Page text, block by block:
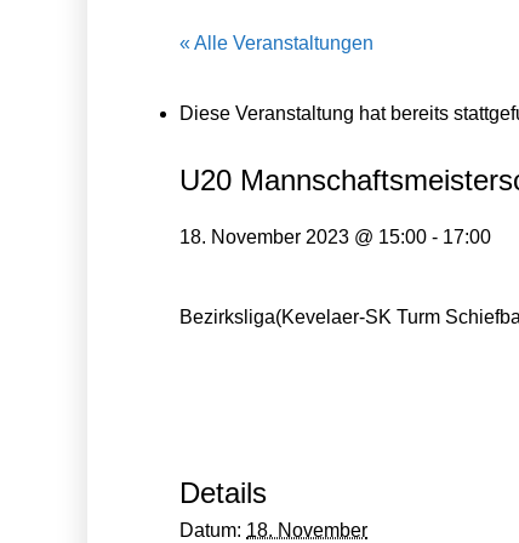
« Alle Veranstaltungen
Diese Veranstaltung hat bereits
U20
18. November 2023 @ 15:00 - 17:00
Bezirksliga(Kevelaer-SK Turm
Details
Datum: 18. November